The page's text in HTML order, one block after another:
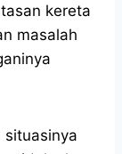
kereta
masalah
situasinya